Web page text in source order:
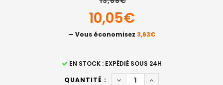
10,05€
— Vous économisez 3,63€
EN STOCK : EXPÉDIÉ SOUS 24H
QUANTITÉ :
DIMINUER LA QUANTITÉ DE
AUGMENTER LA